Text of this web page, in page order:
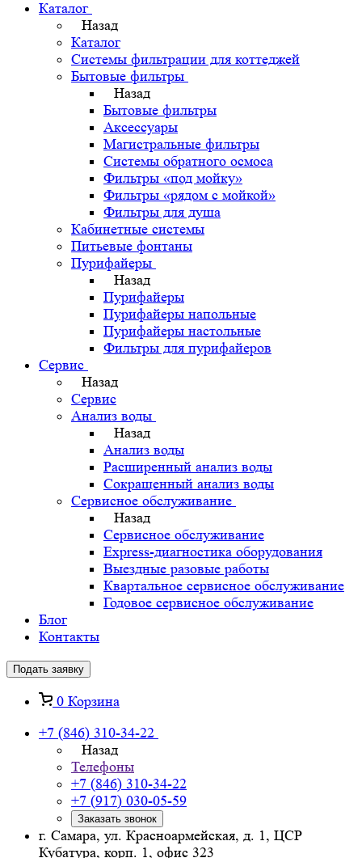
Каталог
Назад
Каталог
Системы фильтрации для коттеджей
Бытовые фильтры
Назад
Бытовые фильтры
Аксессуары
Магистральные фильтры
Системы обратного осмоса
Фильтры «под мойку»
Фильтры «рядом с мойкой»
Фильтры для душа
Кабинетные системы
Питьевые фонтаны
Пурифайеры
Назад
Пурифайеры
Пурифайеры напольные
Пурифайеры настольные
Фильтры для пурифайеров
Сервис
Назад
Сервис
Анализ воды
Назад
Анализ воды
Расширенный анализ воды
Сокращенный анализ воды
Сервисное обслуживание
Назад
Сервисное обслуживание
Express-диагностика оборудования
Выездные разовые работы
Квартальное сервисное обслуживание
Годовое сервисное обслуживание
Блог
Контакты
Подать заявку
0 Корзина
+7 (846) 310-34-22
Назад
Телефоны
+7 (846) 310-34-22
+7 (917) 030-05-59
Заказать звонок
г. Самара, ул. Красноармейская, д. 1, ЦСР
Кубатура, корп. 1, офис 323